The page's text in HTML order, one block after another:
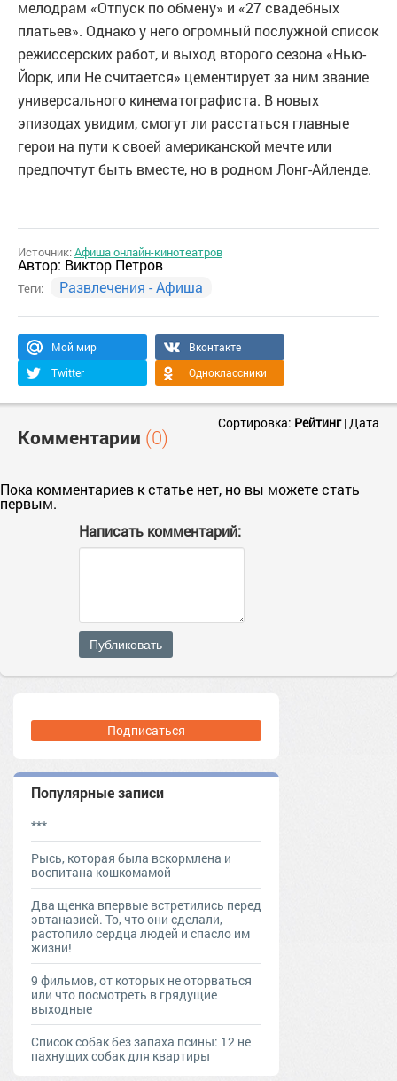
мелодрам «Отпуск по обмену» и «27 свадебных
платьев». Однако у него огромный послужной список
режиссерских работ, и выход второго сезона «Нью-
Йорк, или Не считается» цементирует за ним звание
универсального кинематографиста. В новых
эпизодах увидим, смогут ли расстаться главные
герои на пути к своей американской мечте или
предпочтут быть вместе, но в родном Лонг-Айленде.
Источник:Афиша онлайн-кинотеатров
Автор: Виктор Петров
Теги: Развлечения - Афиша
Мой мир
Вконтакте
Twitter
Одноклассники
Комментарии (0)
Сортировка: Рейтинг| Дата
Пока комментариев к статье нет, но вы можете стать
первым.
Написать комментарий:
Публиковать
Подписаться
Популярные записи
***
Рысь, которая была вскормлена и
воспитана кошкомамой
Два щенка впервые встретились перед
эвтаназией. То, что они сделали,
растопило сердца людей и спасло им
жизни!
9 фильмов, от которых не оторваться
или что посмотреть в грядущие
выходные
Список собак без запаха псины: 12 не
пахнущих собак для квартиры